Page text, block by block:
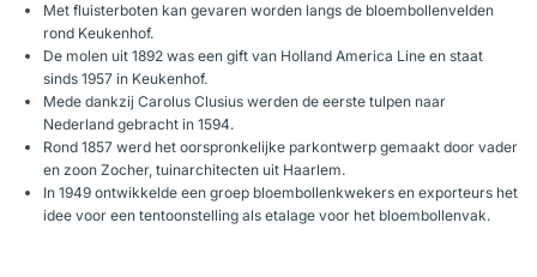
Met fluisterboten kan gevaren worden langs de bloembollenvelden
rond Keukenhof.
De molen uit 1892 was een gift van Holland America Line en staat
sinds 1957 in Keukenhof.
Mede dankzij Carolus Clusius werden de eerste tulpen naar
Nederland gebracht in 1594.
Rond 1857 werd het oorspronkelijke parkontwerp gemaakt door vader
en zoon Zocher, tuinarchitecten uit Haarlem.
In 1949 ontwikkelde een groep bloembollenkwekers en exporteurs het
idee voor een tentoonstelling als etalage voor het bloembollenvak.